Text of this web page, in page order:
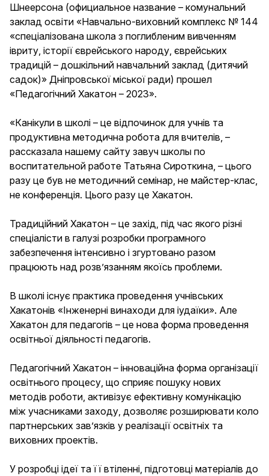
Шнеерсона (официальное название – комунальний
заклад освіти «Навчально-виховний комплекс № 144
«спеціалізована школа з поглибленим вивченням
івриту, історії єврейського народу, єврейських
традицій – дошкільний навчальний заклад (дитячий
садок)» Дніпровської міської ради) прошел
«Педагогічний Хакатон – 2023».
«Канікули в школі – це відпочинок для учнів та
продуктивна методична робота для вчителів, –
рассказала нашему сайту завуч школы по
воспитательной работе Татьяна Сироткина, – цього
разу це був не методичний семінар, не майстер-клас,
не конференція. Цього разу це Хакатон.
Традиційний Хакатон – це захід, під час якого різні
спеціалісти в галузі розробки програмного
забезпечення інтенсивно і згуртовано разом
працюють над розв’язанням якоїсь проблеми.
В школі існує практика проведення учнівських
Хакатонів «Інженерні винаходи для іудаїки». Але
Хакатон для педагогів – це нова форма проведення
освітньої діяльності педагогів.
Педагогічний Хакатон – інноваційна форма організації
освітнього процесу, що сприяє пошуку нових
методів роботи, активізує ефективну комунікацію
між учасниками заходу, дозволяє розширювати коло
партнерських зав’язків у реалізації освітніх та
виховних проектів.
У розробці ідеї та її втіленні, підготовці матеріалів до